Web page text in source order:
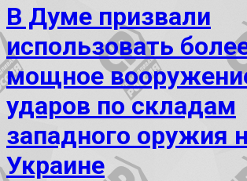
В Думе призвали
использовать
мощное
ударов по складам
западного оружия
Украине